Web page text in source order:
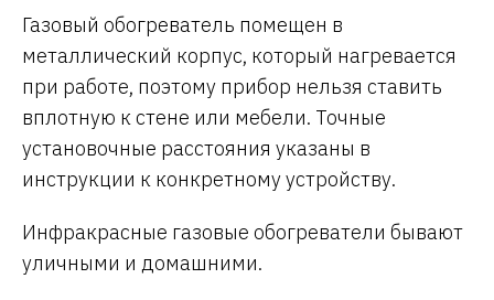
Газовый обогреватель помещен в
металлический корпус, который нагревается
при работе, поэтому прибор нельзя ставить
вплотную к стене или мебели. Точные
установочные расстояния указаны в
инструкции к конкретному устройству.
Инфракрасные газовые обогреватели бывают
уличными и домашними.